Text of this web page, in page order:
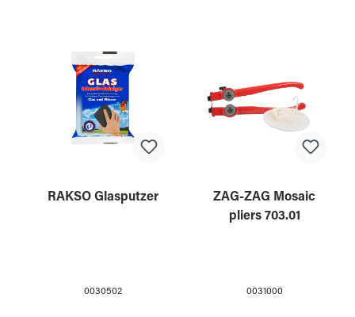
RAKSO Glasputzer
0030502
ZAG-ZAG Mosaic
pliers 703.01
0031000